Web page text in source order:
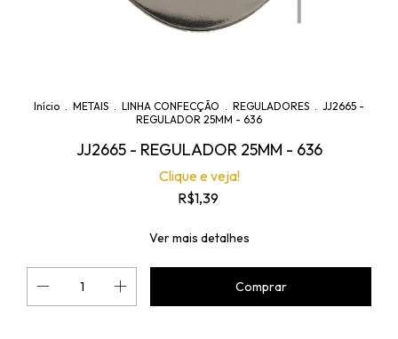
Início . METAIS . LINHA CONFECÇÃO . REGULADORES . JJ2665 -
REGULADOR 25MM - 636
JJ2665 - REGULADOR 25MM - 636
Clique e veja!
R$1,39
Ver mais detalhes